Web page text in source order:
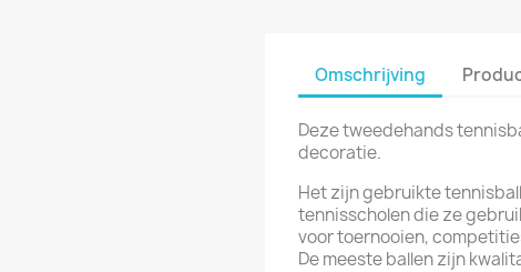
Omschrijving
Deze tweedehands
decoratie.
Het zijn gebruikte
tennisscholen die ze
voor toernooien,
De meeste ballen zijn